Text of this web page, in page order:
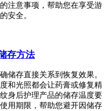
注意事项，帮助您在享受游
安全。
存方法
储存直接关系到恢复效果。
和光照都会让药膏或修复精
身后护理产品的储存温度要
用期限，帮助您避开因储存